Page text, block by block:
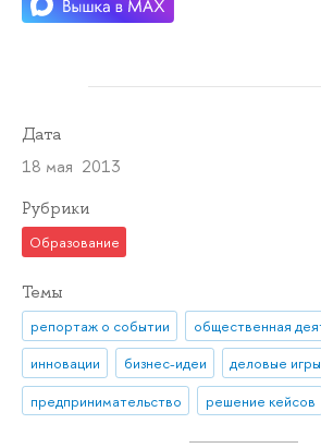
Дата
18 мая 2013
Рубрики
Образование
Темы
репортаж о событии
инновации
бизнес-идеи деловые игры
предпринимательство
решение кейсов